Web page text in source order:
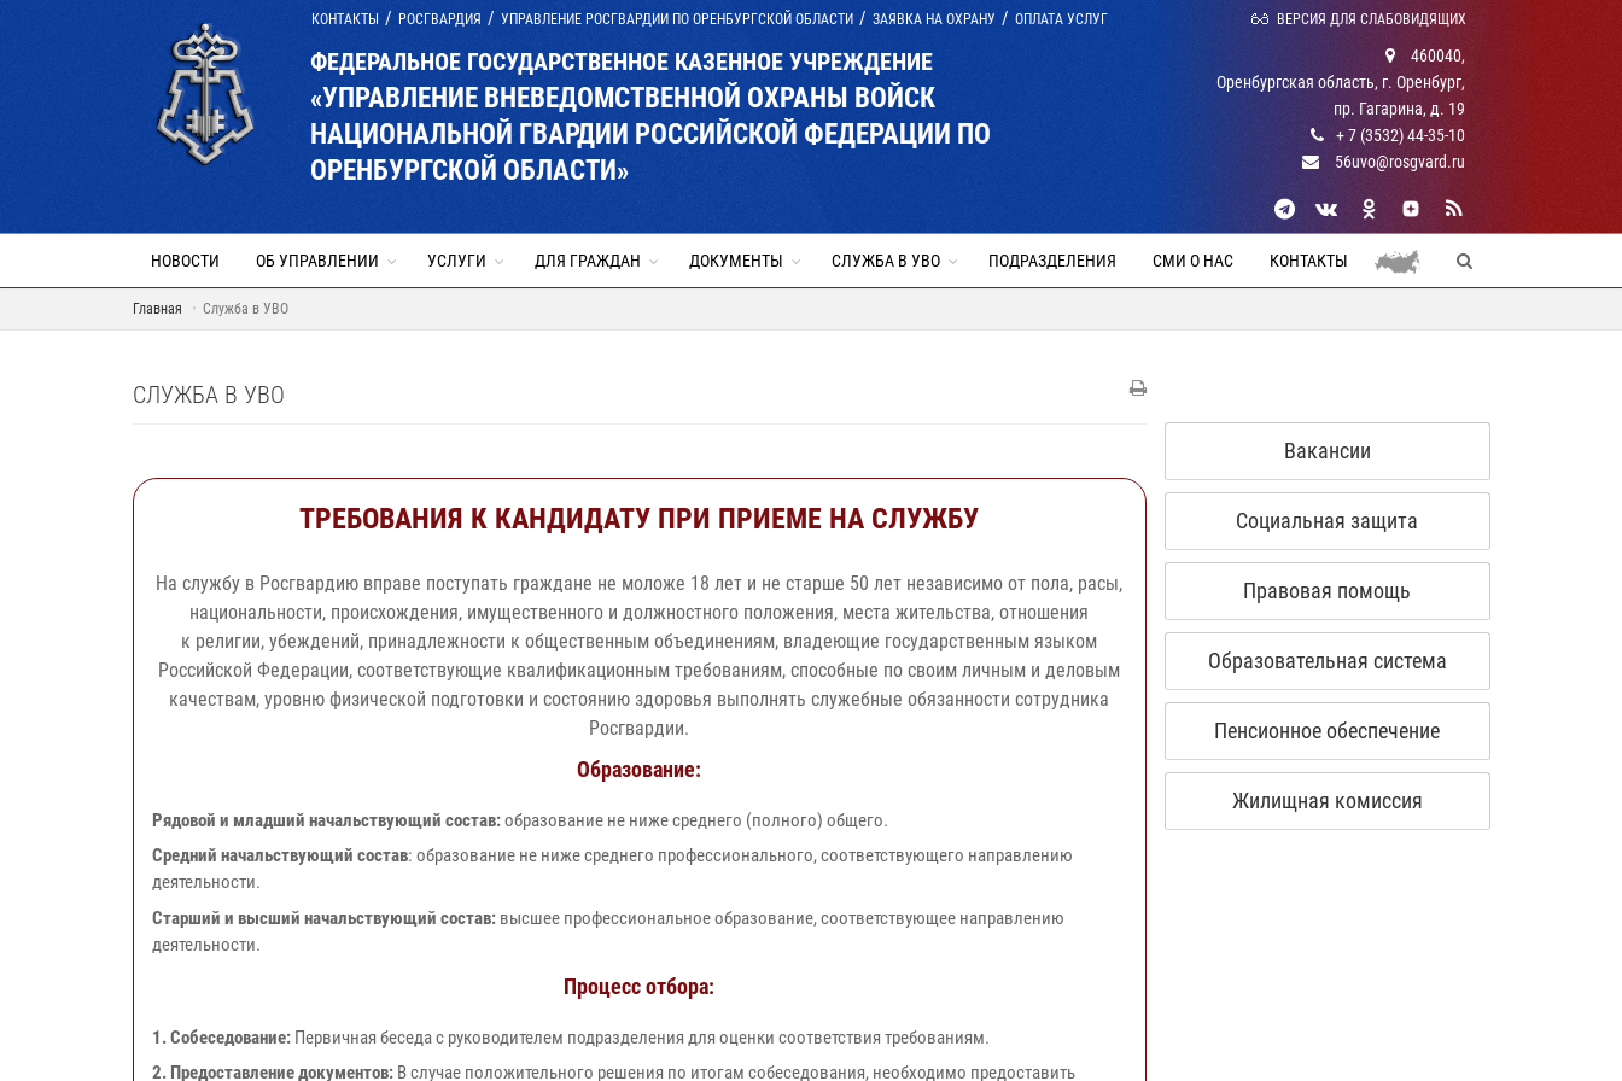
КОНТАКТЫ РОСГВАРДИЯ УПРАВЛЕНИЕ РОСГВАРДИИ ПО ОРЕНБУРГСКОЙ ОБЛАСТИ ЗАЯВКА НА ОХРАНУ ОПЛАТА УСЛУГ ВЕРСИЯ ДЛЯ СЛАБОВИДЯЩИХ
ФЕДЕРАЛЬНОЕ ГОСУДАРСТВЕННОЕ КАЗЕННОЕ УЧРЕЖДЕНИЕ
«УПРАВЛЕНИЕ ВНЕВЕДОМСТВЕННОЙ ОХРАНЫ ВОЙСК
НАЦИОНАЛЬНОЙ ГВАРДИИ РОССИЙСКОЙ ФЕДЕРАЦИИ ПО
ОРЕНБУРГСКОЙ ОБЛАСТИ»
460040,
Оренбургская область, г. Оренбург,
пр. Гагарина, д. 19
+ 7 (3532) 44-35-10
56uvo@rosgvard.ru
НОВОСТИ ОБ УПРАВЛЕНИИ УСЛУГИ ДЛЯ ГРАЖДАН ДОКУМЕНТЫ СЛУЖБА В УВО ПОДРАЗДЕЛЕНИЯ СМИ О НАС КОНТАКТЫ
Главная Служба в УВО
СЛУЖБА В УВО
ТРЕБОВАНИЯ К КАНДИДАТУ ПРИ ПРИЕМЕ НА СЛУЖБУ
На службу в Росгвардию вправе поступать граждане не моложе 18 лет и не старше 50 лет независимо от пола, расы,
национальности, происхождения, имущественного и должностного положения, места жительства, отношения
к религии, убеждений, принадлежности к общественным объединениям, владеющие государственным языком
Российской Федерации, соответствующие квалификационным требованиям, способные по своим личным и деловым
качествам, уровню физической подготовки и состоянию здоровья выполнять служебные обязанности сотрудника
Росгвардии.
Образование:
Рядовой и младший начальствующий состав:образование не ниже среднего (полного) общего.
Средний начальствующий состав: образование не ниже среднего профессионального, соответствующего направлению
деятельности.
Старший и высший начальствующий состав:высшее профессиональное образование, соответствующее направлению
деятельности.
Процесс отбора:
1. Собеседование: Первичная беседа с руководителем подразделения для оценки соответствия требованиям.
2. Предоставление документов: В случае положительного решения по итогам собеседования, необходимо предоставить
Вакансии
Социальная защита
Правовая помощь
Образовательная система
Пенсионное обеспечение
Жилищная комиссия